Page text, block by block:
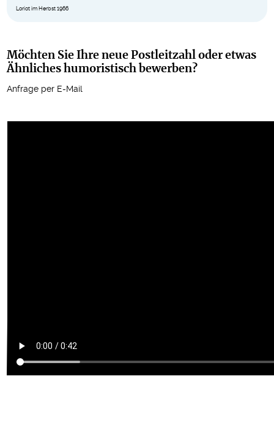
Loriot im Herbst 1966
Möchten Sie Ihre neue Postleitzahl oder etwas
Ähnliches humoristisch bewerben?
Anfrage per E-Mail